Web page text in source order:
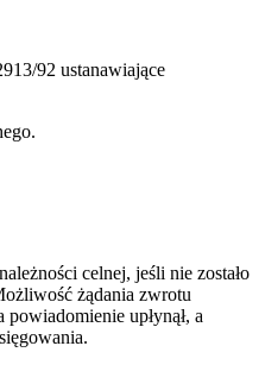
92 ustanawiające
celnej, jeśli nie zostało
żądania zwrotu
upłynął, a